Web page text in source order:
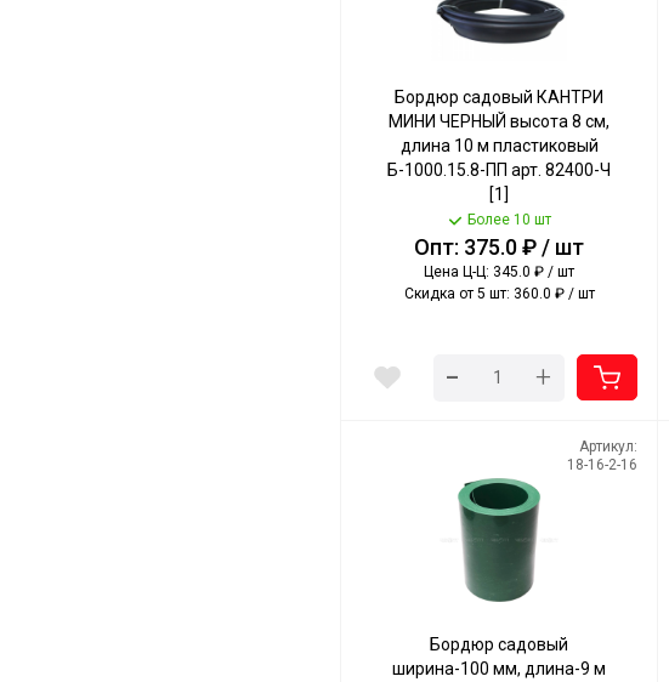
Бордюр садовый КАНТРИ
МИНИ ЧЕРНЫЙ высота 8 см,
длина 10 м пластиковый
Б-1000.15.8-ПП арт. 82400-Ч
[1]
Более 10 шт
Опт: 375.0 ₽ / шт
Цена Ц-Ц: 345.0 ₽ / шт
Скидка от 5 шт: 360.0 ₽ / шт
- +
Артикул:
18-16-2-16
Бордюр садовый
ширина-100 мм, длина-9 м